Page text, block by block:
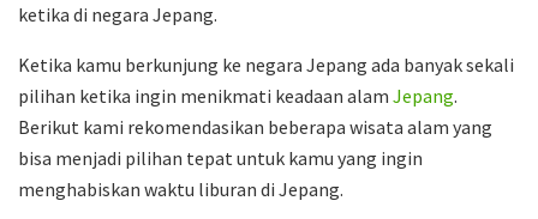
ketika di negara Jepang.
Ketika kamu berkunjung ke negara Jepang ada banyak sekali
pilihan ketika ingin menikmati keadaan alam Jepang.
Berikut kami rekomendasikan beberapa wisata alam yang
bisa menjadi pilihan tepat untuk kamu yang ingin
menghabiskan waktu liburan di Jepang.